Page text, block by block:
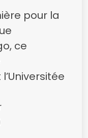
pour la
ce